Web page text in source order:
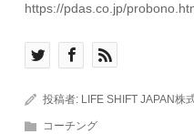
https://pdas.co.jp/
投稿者: LIFE SHIFT JAPAN株
コーチング